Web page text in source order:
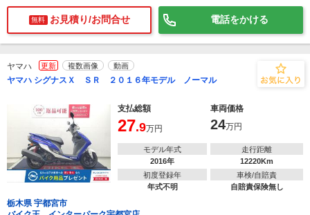
無料 お見積り/お問合せ 電話をかける
ヤマハ 更新 複数画像 動画
ヤマハ シグナスＸ ＳＲ ２０１６年モデル ノーマル
支払総額 車両価格
27.9万円 24万円
モデル年式
2016年
走行距離
12220Km
初度登録年
年式不明
車検/自賠責
自賠責保険無し
栃木県 宇都宮市